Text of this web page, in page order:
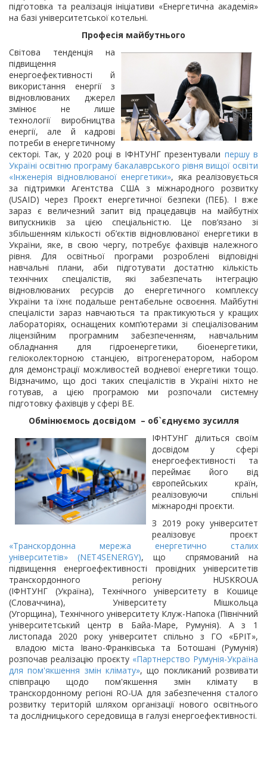
підготовка та реалізація ініціативи «Енергетична академія»
на базі університетської котельні.
Професія майбутнього
Світова тенденція на
підвищення
енергоефективності й
використання енергії з
відновлюваних джерел
змінює не лише
технології виробництва
енергії, але й кадрові
потреби в енергетичному
секторі. Так, у 2020 році в ІФНТУНГ презентували першу в
Україні освітню програму бакалаврського рівня вищої освіти
«Інженерія відновлюваної енергетики», яка реалізовується
за підтримки Агентства США з міжнародного розвитку
(USAID) через Проєкт енергетичної безпеки (ПЕБ). І вже
зараз є величезний запит від працедавців на майбутніх
випускників за цією спеціальністю. Це пов’язано зі
збільшенням кількості об’єктів відновлюваної енергетики в
України, яке, в свою чергу, потребує фахівців належного
рівня. Для освітньої програми розроблені відповідні
навчальні плани, аби підготувати достатню кількість
технічних спеціалістів, які забезпечать інтеграцію
відновлюваних ресурсів до енергетичного комплексу
України та їхнє подальше рентабельне освоєння. Майбутні
спеціалісти зараз навчаються та практикуються у кращих
лабораторіях, оснащених комп’ютерами зі спеціалізованим
ліцензійним програмним забезпеченням, навчальним
обладнання для гідроенергетики, біоенергетики,
геліоколекторною станцією, вітрогенератором, набором
для демонстрації можливостей водневої енергетики тощо.
Відзначимо, що досі таких спеціалістів в Україні ніхто не
готував, а цією програмою ми розпочали системну
підготовку фахівців у сфері ВЕ.
Обмінюємось досвідом – об`єднуємо зусилля
ІФНТУНГ ділиться своїм
досвідом у сфері
енергоефективності та
переймає його від
європейських країн,
реалізовуючи спільні
міжнародні проєкти.
З 2019 року університет
реалізовує проєкт
«Транскордонна мережа енергетично сталих
університетів» (NET4SENERGY), що спрямований на
підвищення енергоефективності провідних університетів
транскордонного регіону HUSKROUA
(ІФНТУНГ (Україна), Технічного університету в Кошице
(Словаччина), Університету Мішкольца
(Угорщина), Технічного університету Клуж-Напока (Північний
університетський центр в Байа-Маре, Румунія). А з 1
листопада 2020 року університет спільно з ГО «БРІТ»,
владою міста Івано-Франківська та Ботошані (Румунія)
розпочав реалізацію проєкту «Партнерство Румунія-Україна
для пом'якшення змін клімату», що покликаний розвивати
співпрацю щодо пом'якшення змін клімату в
транскордонному регіоні RO-UA для забезпечення сталого
розвитку територій шляхом організації нового освітнього
та дослідницького середовища в галузі енергоефективності.